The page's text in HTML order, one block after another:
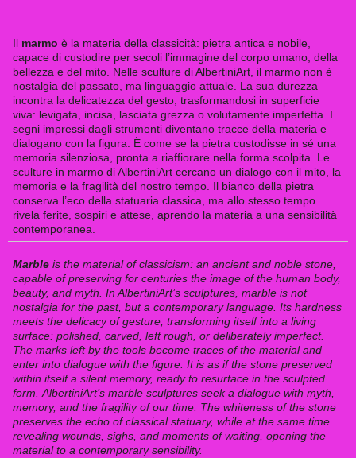
Il marmo è la materia della classicità: pietra antica e nobile,
capace di custodire per secoli l’immagine del corpo umano, della
bellezza e del mito. Nelle sculture di AlbertiniArt, il marmo non è
nostalgia del passato, ma linguaggio attuale. La sua durezza
incontra la delicatezza del gesto, trasformandosi in superficie
viva: levigata, incisa, lasciata grezza o volutamente imperfetta. I
segni impressi dagli strumenti diventano tracce della materia e
dialogano con la figura. È come se la pietra custodisse in sé una
memoria silenziosa, pronta a riaffiorare nella forma scolpita. Le
sculture in marmo di AlbertiniArt cercano un dialogo con il mito, la
memoria e la fragilità del nostro tempo. Il bianco della pietra
conserva l’eco della statuaria classica, ma allo stesso tempo
rivela ferite, sospiri e attese, aprendo la materia a una sensibilità
contemporanea.
Marbleis the material of classicism: an ancient and noble stone,
capable of preserving for centuries the image of the human body,
beauty, and myth. In AlbertiniArt’s sculptures, marble is not
nostalgia for the past, but a contemporary language. Its hardness
meets the delicacy of gesture, transforming itself into a living
surface: polished, carved, left rough, or deliberately imperfect.
The marks left by the tools become traces of the material and
enter into dialogue with the figure. It is as if the stone preserved
within itself a silent memory, ready to resurface in the sculpted
form. AlbertiniArt’s marble sculptures seek a dialogue with myth,
memory, and the fragility of our time. The whiteness of the stone
preserves the echo of classical statuary, while at the same time
revealing wounds, sighs, and moments of waiting, opening the
material to a contemporary sensibility.